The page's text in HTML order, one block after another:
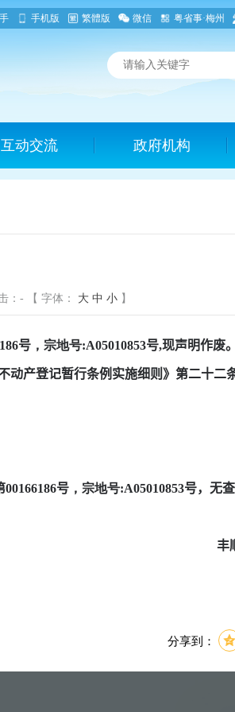
手机版 繁體版 微信 粤省事·梅州
互动交流 政府机构
： - 【 字体： 大 中 小 】
号 ，宗地号:A05010853号,现声明作废
动产登记暂行条例实施细则》第二十二
00166186号 ，宗地号:A05010853号，无
丰
分享到：